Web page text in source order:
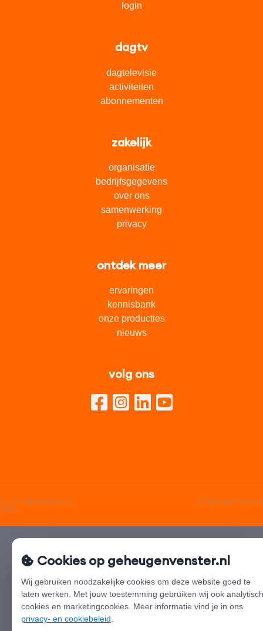
login
dagtv
dagtelevisie
activiteiten
abonnementen
zakelijk
organisatie
bedrijfsgegevens
over ons
samenwerking
privacy
ontdek meer
ervaringen
kennisbank
onze producties
nieuws
volg ons
© geheugenvenster.nl
2026
Webdesign: Axivorm
Cookies op geheugenvenster.nl
Wij gebruiken noodzakelijke cookies om deze website goed te
laten werken. Met jouw toestemming gebruiken wij ook
cookies en marketingcookies. Meer informatie vind je in ons
privacy- en cookiebeleid